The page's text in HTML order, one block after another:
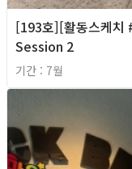
[193호][활동스케치
Session 2
기간 : 7월